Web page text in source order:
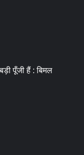
पूँजी हैं : बिमल